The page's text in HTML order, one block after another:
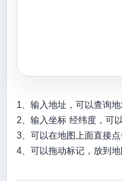
1、输入地址，可以查询
2、输入坐标 经纬度，可
3、可以在地图上面直接
4、可以拖动标记，放到